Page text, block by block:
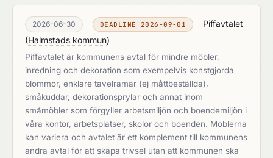
2026-06-30 DEADLINE 2026-09-01
Piffavtalet
(Halmstads kommun)
Piffavtalet är kommunens avtal för mindre möbler,
inredning och dekoration som exempelvis konstgjorda
blommor, enklare tavelramar (ej måttbeställda),
småkuddar, dekorationsprylar och annat inom
småmöbler som förgyller arbetsmiljön och boendemiljön i
våra kontor, arbetsplatser, skolor och boenden. Möblerna
kan variera och avtalet är ett komplement till kommunens
andra avtal för att skapa trivsel utan att kommunen ska